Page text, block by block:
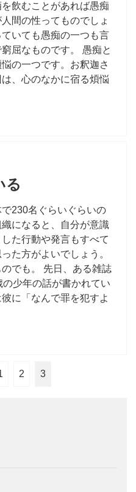
飲むことがあれば愚痴
間の性ってものでしょ
いても愚痴の一つも言
屈なものです。 愚痴と
の一つです。お釈迦さ
、心のなかに宿る煩悩
る
230名ぐらいぐらいの
になると、自分が意識
た行動や発言もすべて
た方がよいでしょう。
でも。 先日、ある雑誌
少年の話が書かれてい
に「なんで罪を犯すよ
2 3